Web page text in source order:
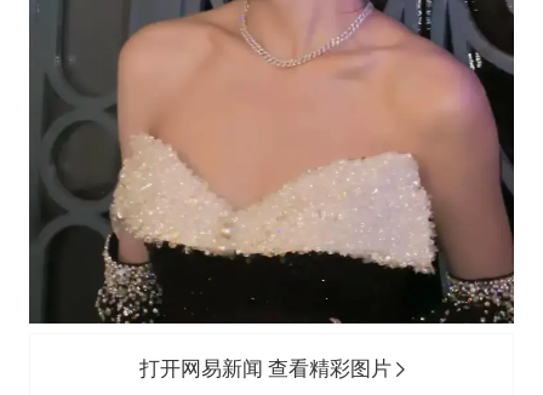
打开网易新闻 查看精彩图片